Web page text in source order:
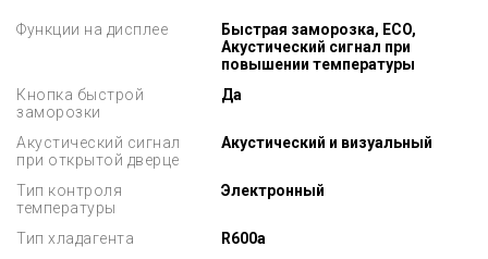
Функции на дисплее
Быстрая заморозка, ECO,
Акустический сигнал при
повышении температуры
Кнопка быстрой
заморозки
Да
Акустический сигнал
при открытой дверце
Акустический и визуальный
Тип контроля
температуры
Электронный
Тип хладагента
R600a